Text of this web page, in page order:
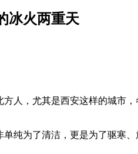
冰火两重天
人，尤其是西安这样的城市
纯为了清洁，更是为了驱寒